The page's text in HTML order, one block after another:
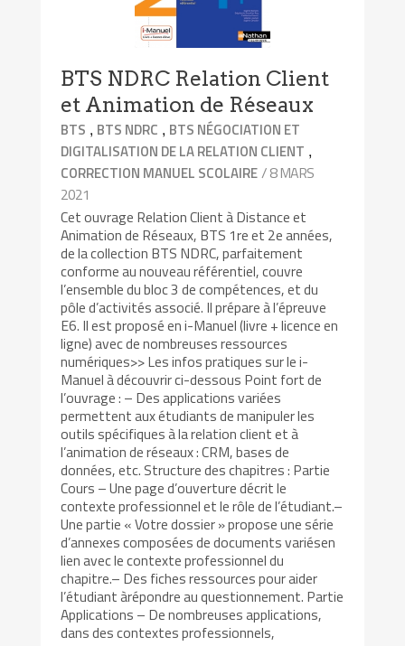
BTS NDRC Relation Client
et Animation de Réseaux
BTS , BTS NDRC , BTS NÉGOCIATION ET
DIGITALISATION DE LA RELATION CLIENT ,
CORRECTION MANUEL SCOLAIRE/ 8 MARS
2021
Cet ouvrage Relation Client à Distance et
Animation de Réseaux, BTS 1re et 2e années,
de la collection BTS NDRC, parfaitement
conforme au nouveau référentiel, couvre
l’ensemble du bloc 3 de compétences, et du
pôle d’activités associé. Il prépare à l’épreuve
E6. Il est proposé en i-Manuel (livre + licence en
ligne) avec de nombreuses ressources
numériques>> Les infos pratiques sur le i-
Manuel à découvrir ci-dessous Point fort de
l’ouvrage : – Des applications variées
permettent aux étudiants de manipuler les
outils spécifiques à la relation client et à
l’animation de réseaux : CRM, bases de
données, etc. Structure des chapitres : Partie
Cours – Une page d’ouverture décrit le
contexte professionnel et le rôle de l’étudiant.–
Une partie « Votre dossier » propose une série
d’annexes composées de documents variésen
lien avec le contexte professionnel du
chapitre.– Des fiches ressources pour aider
l’étudiant àrépondre au questionnement. Partie
Applications – De nombreuses applications,
dans des contextes professionnels,